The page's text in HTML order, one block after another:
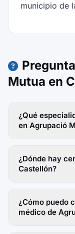
municipio de
Mutua en
¿Qué
en Agrupació
¿Dónde hay
Castellón?
¿Cómo puedo
médico de